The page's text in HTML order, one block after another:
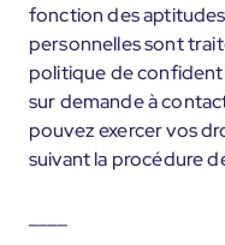
fonction des
personnelles sont
politique de
sur demande à
pouvez exercer vos
suivant la procédure